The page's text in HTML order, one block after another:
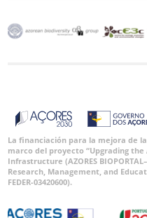
La financiación para la mejora de
marco del proyecto “Upgrading
Infrastructure (AZORES
Research, Management, and
FEDER-03420600).